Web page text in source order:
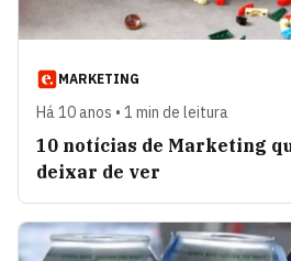
MARKETING
Há 10 anos • 1 min de leitura
10 notícias de Marketing
deixar de ver